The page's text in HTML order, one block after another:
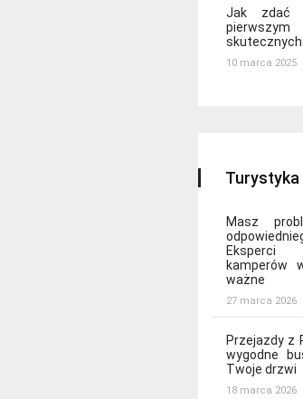
Jak zdać
skutecznych
10 marca 2025
Turystyka
Masz
Eksperci
kamperów
ważne
27 marca 2026
Przejazdy z
wygodne
Twoje drzwi
18 marca 2026